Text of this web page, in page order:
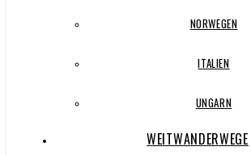
NORWEGEN
ITALIEN
UNGARN
WEITWANDERWEGE